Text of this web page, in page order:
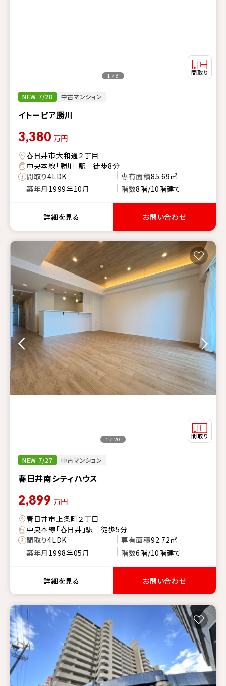
NEW 7/28 中古マンション
イトーピア勝川
1 / 6
3,380 万円
春日井市大和通２丁目
中央本線「勝川」駅 徒歩8分
間取り4LDK 専有面積85.69㎡
築年月 1999年10月 階数8階/10階建て
詳細を見る お問い合わせ
NEW 7/27 中古マンション
春日井南シティハウス
1 / 20
2,899 万円
春日井市上条町２丁目
中央本線「春日井」駅 徒歩5分
間取り4LDK 専有面積92.72㎡
築年月 1998年05月 階数6階/10階建て
詳細を見る お問い合わせ